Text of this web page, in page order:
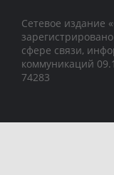
Сетевое издание
сфере связи,
коммуникаций
74283